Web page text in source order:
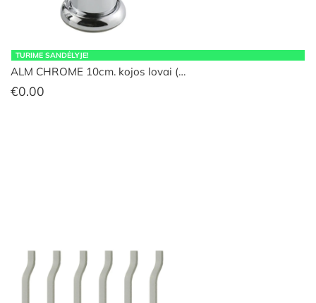
TURIME SANDĖLYJE!
ALM CHROME 10cm. kojos lovai (…
€0.00